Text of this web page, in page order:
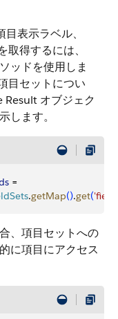
表示ラベル、
得するには、
ッドを使用しま
目セットについ
Result オブジェク
します。
=
.getMap().get(
、項目セットへの
に項目にアクセス